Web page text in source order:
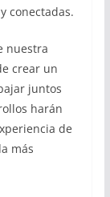
conectadas.
nuestra
crear un
juntos
harán
de
más